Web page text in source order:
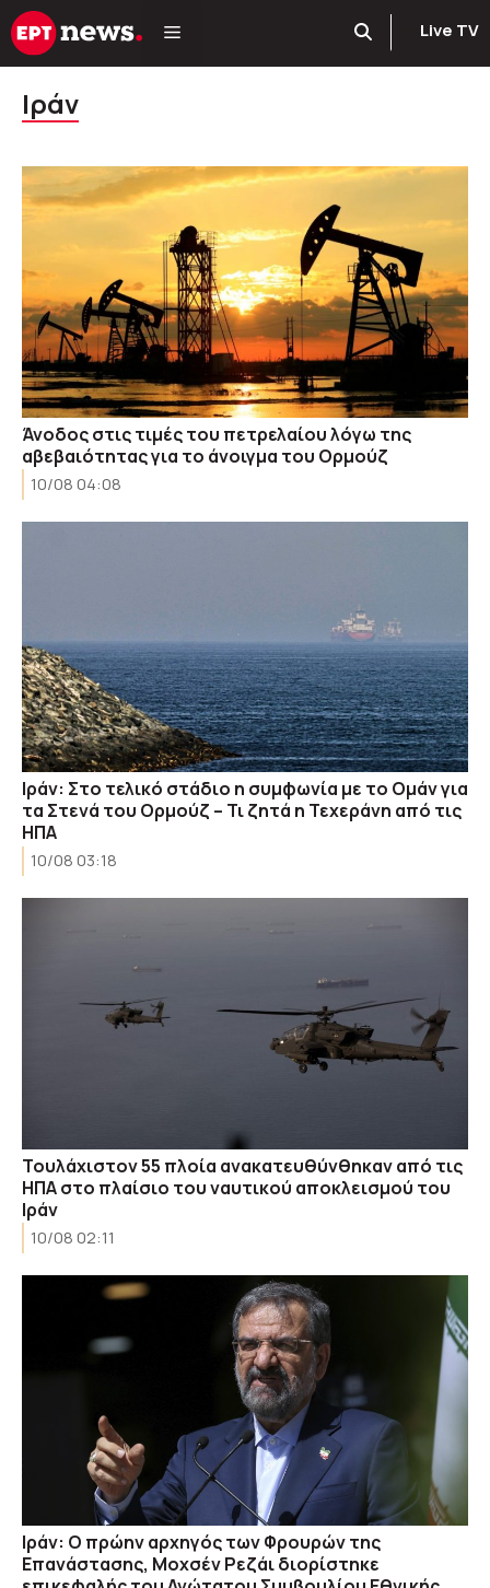
Μετάβαση
σε
Live TV
Ιράν
Άνοδος στις τιμές του πετρελαίου λόγω της
αβεβαιότητας για το άνοιγμα του Ορμούζ
10/08 04:08
Ιράν: Στο τελικό στάδιο η συμφωνία με το Ομάν για
τα Στενά του Ορμούζ – Τι ζητά η Τεχεράνη από τις
ΗΠΑ
10/08 03:18
Τουλάχιστον 55 πλοία ανακατευθύνθηκαν από τις
ΗΠΑ στο πλαίσιο του ναυτικού αποκλεισμού του
Ιράν
10/08 02:11
Ιράν: Ο πρώην αρχηγός των Φρουρών της
Επανάστασης, Μοχσέν Ρεζάι διορίστηκε